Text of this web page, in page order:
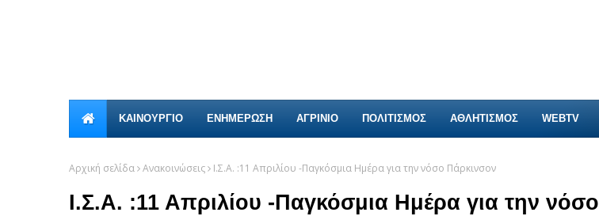
ΚΑΙΝΟΎΡΓΙΟ ΕΝΗΜΕΡΩΣΗ ΑΓΡΙΝΙΟ ΠΟΛΙΤΙΣΜΟΣ ΑΘΛΗΤΙΣΜΟΣ WEBTV
Αρχική σελίδα Ανακοινώσεις Ι.Σ.Α. :11 Απριλίου -Παγκόσμια Ημέρα για την νόσο Πάρκινσον
Ι.Σ.Α. :11 Απριλίου -Παγκόσμια Ημέρα για την νόσο